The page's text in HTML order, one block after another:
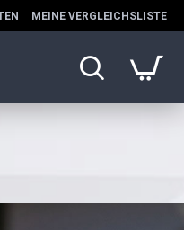
MEINE VERGLEICHSLISTE